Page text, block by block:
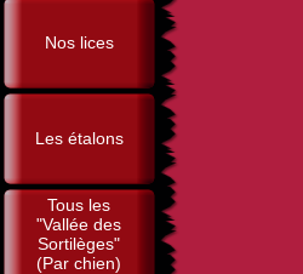
Nos lices
Les étalons
Tous les
"Vallée des
Sortilèges"
(Par chien)